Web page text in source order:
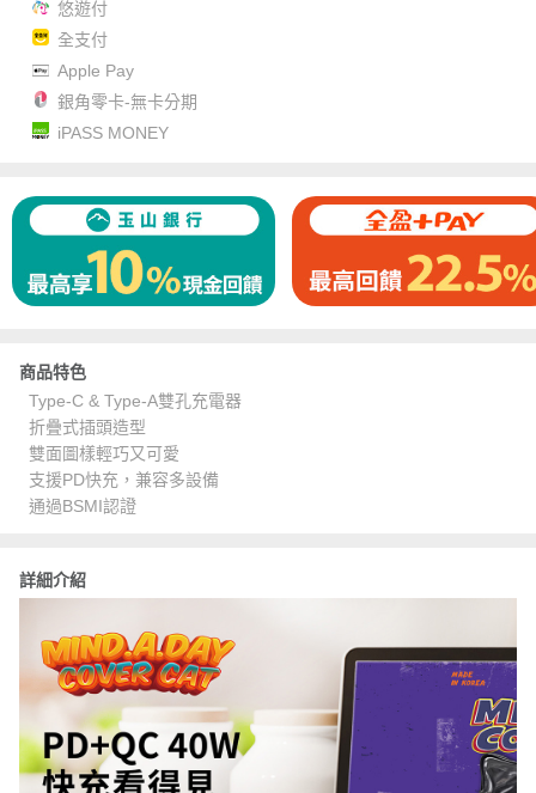
悠遊付
全支付
Apple Pay
銀角零卡-無卡分期
iPASS MONEY
商品特色
Type-C & Type-A雙孔充電器
折疊式插頭造型
雙面圖樣輕巧又可愛
支援PD快充，兼容多設備
通過BSMI認證
詳細介紹